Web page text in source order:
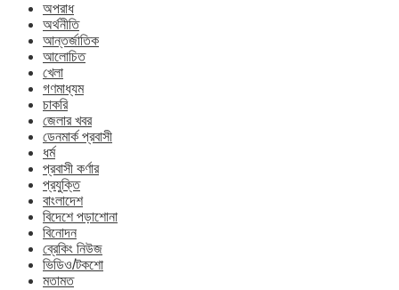
অপরাধ
অর্থনীতি
আন্তর্জাতিক
আলোচিত
খেলা
গণমাধ্যম
চাকরি
জেলার খবর
ডেনমার্ক প্রবাসী
ধর্ম
প্রবাসী কর্ণার
প্রযুক্তি
বাংলাদেশ
বিদেশে পড়াশোনা
বিনোদন
ব্রেকিং নিউজ
ভিডিও/টকশো
মতামত